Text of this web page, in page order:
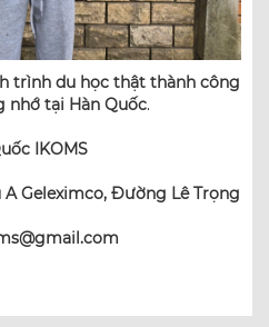
trình du học thật thành công
nhớ tại Hàn Quốc.
IKOMS
A Geleximco, Đường Lê Trọng